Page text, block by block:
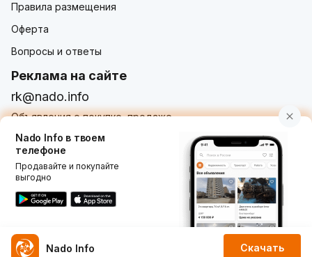
Правила размещения
Оферта
Вопросы и ответы
Реклама на сайте
rk@nado.info
Объявления о покупке, продаже,
услугах от частных лиц и организаций
Использование nado.info, в том числе и размещение
объявлений на сайте означает принятие условий
nado.info. Оплачивая
оферту о заключении
договора оказания платных услуг
Nado Info в твоем
телефоне
Продавайте и покупайте
выгодно
Nado Info Скачать